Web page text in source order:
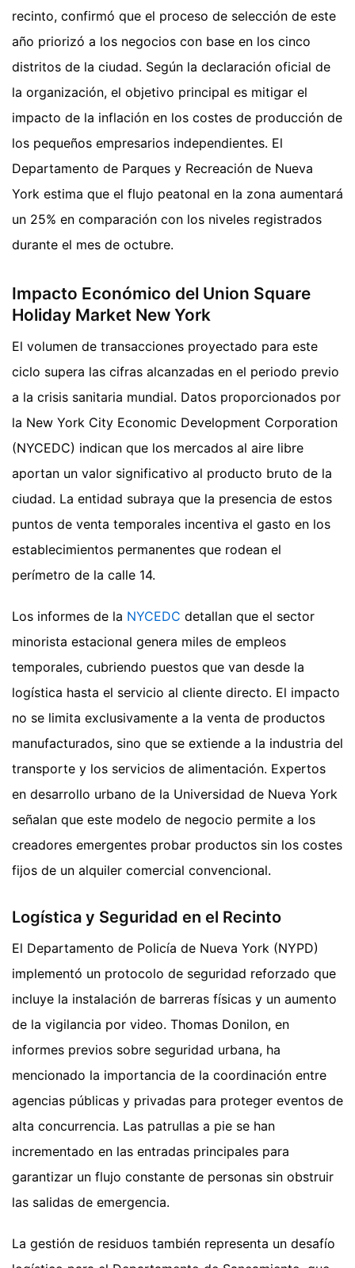
recinto, confirmó que el proceso de selección de este
año priorizó a los negocios con base en los cinco
distritos de la ciudad. Según la declaración oficial de
la organización, el objetivo principal es mitigar el
impacto de la inflación en los costes de producción de
los pequeños empresarios independientes. El
Departamento de Parques y Recreación de Nueva
York estima que el flujo peatonal en la zona aumentará
un 25% en comparación con los niveles registrados
durante el mes de octubre.
Impacto Económico del Union Square
Holiday Market New York
El volumen de transacciones proyectado para este
ciclo supera las cifras alcanzadas en el periodo previo
a la crisis sanitaria mundial. Datos proporcionados por
la New York City Economic Development Corporation
(NYCEDC) indican que los mercados al aire libre
aportan un valor significativo al producto bruto de la
ciudad. La entidad subraya que la presencia de estos
puntos de venta temporales incentiva el gasto en los
establecimientos permanentes que rodean el
perímetro de la calle 14.
Los informes de la NYCEDC detallan que el sector
minorista estacional genera miles de empleos
temporales, cubriendo puestos que van desde la
logística hasta el servicio al cliente directo. El impacto
no se limita exclusivamente a la venta de productos
manufacturados, sino que se extiende a la industria del
transporte y los servicios de alimentación. Expertos
en desarrollo urbano de la Universidad de Nueva York
señalan que este modelo de negocio permite a los
creadores emergentes probar productos sin los costes
fijos de un alquiler comercial convencional.
Logística y Seguridad en el Recinto
El Departamento de Policía de Nueva York (NYPD)
implementó un protocolo de seguridad reforzado que
incluye la instalación de barreras físicas y un aumento
de la vigilancia por video. Thomas Donilon, en
informes previos sobre seguridad urbana, ha
mencionado la importancia de la coordinación entre
agencias públicas y privadas para proteger eventos de
alta concurrencia. Las patrullas a pie se han
incrementado en las entradas principales para
garantizar un flujo constante de personas sin obstruir
las salidas de emergencia.
La gestión de residuos también representa un desafío